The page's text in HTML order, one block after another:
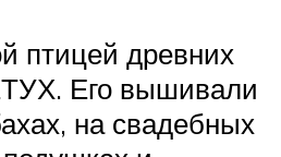
птицей древних
Его вышивали
на свадебных